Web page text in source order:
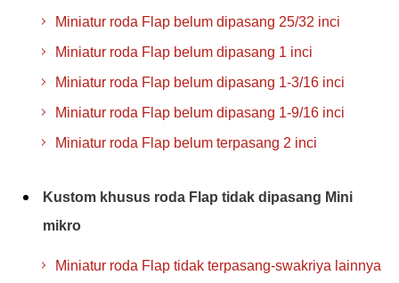
Miniatur roda Flap belum dipasang 25/32 inci
Miniatur roda Flap belum dipasang 1 inci
Miniatur roda Flap belum dipasang 1-3/16 inci
Miniatur roda Flap belum dipasang 1-9/16 inci
Miniatur roda Flap belum terpasang 2 inci
Kustom khusus roda Flap tidak dipasang Mini
mikro
Miniatur roda Flap tidak terpasang-swakriya lainnya